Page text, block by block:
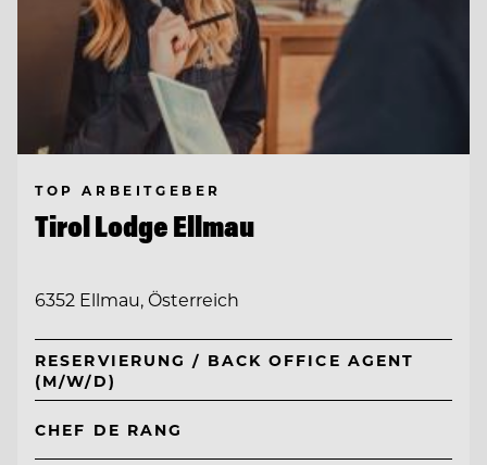
TOP ARBEITGEBER
Tirol Lodge Ellmau
6352 Ellmau, Österreich
RESERVIERUNG / BACK OFFICE AGENT
(M/W/D)
CHEF DE RANG